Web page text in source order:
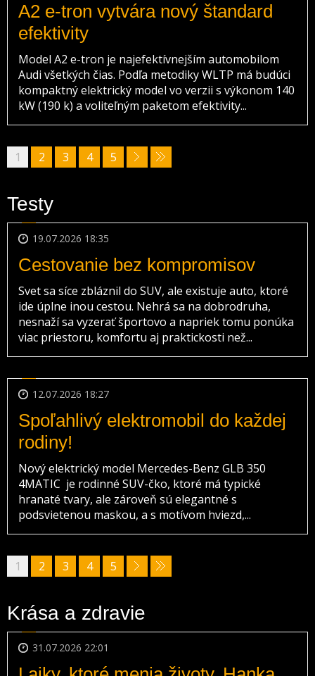
A2 e-tron vytvára nový štandard
efektivity
Model A2 e-tron je najefektívnejším automobilom
Audi všetkých čias. Podľa metodiky WLTP má budúci
kompaktný elektrický model vo verzii s výkonom 140
kW (190 k) a voliteľným paketom efektivity...
1 2 3 4 5
Testy
19.07.2026 18:35
Cestovanie bez kompromisov
Svet sa síce zbláznil do SUV, ale existuje auto, ktoré
ide úplne inou cestou. Nehrá sa na dobrodruha,
nesnaží sa vyzerať športovo a napriek tomu ponúka
viac priestoru, komfortu aj praktickosti než...
12.07.2026 18:27
Spoľahlivý elektromobil do každej
rodiny!
Nový elektrický model Mercedes-Benz GLB 350
4MATIC je rodinné SUV-čko, ktoré má typické
hranaté tvary, ale zároveň sú elegantné s
podsvietenou maskou, a s motívom hviezd,...
1 2 3 4 5
Krása a zdravie
31.07.2026 22:01